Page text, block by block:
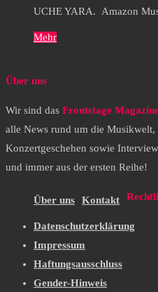
UCHE YARA. Amazon
Mehr
Über uns
Wir sind das Frontstage
alle News rund um die Musikwelt,
Konzertgeschehen sowie
und immer aus der ersten Reihe!
Über uns Kontakt
Datenschutzerklärung
Impressum
Haftungsausschluss
Gender-Hinweis